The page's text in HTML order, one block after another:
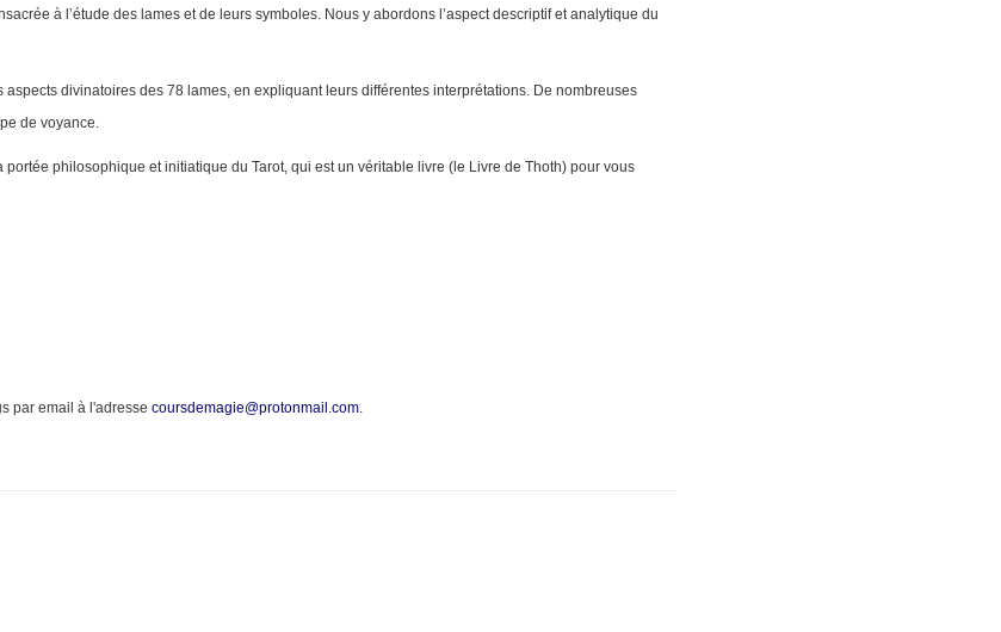
à l’étude des lames et de leurs symboles. Nous y abordons l’aspect descriptif et analytique du
aspects divinatoires des 78 lames, en expliquant leurs différentes interprétations. De nombreuses
de voyance.
portée philosophique et initiatique du Tarot, qui est un véritable livre (le Livre de Thoth) pour vous
par email à l'adresse coursdemagie@protonmail.com